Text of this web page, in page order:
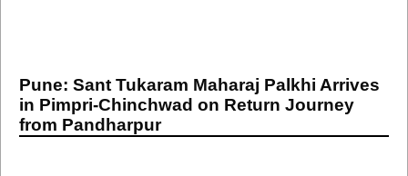
Pune: Sant Tukaram Maharaj Palkhi Arrives
in Pimpri-Chinchwad on Return Journey
from Pandharpur